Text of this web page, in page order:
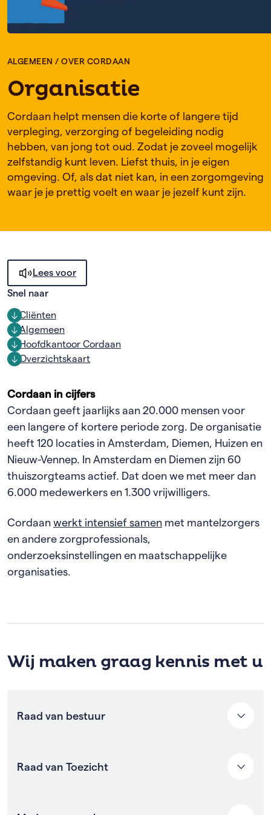
ALGEMEEN / OVER CORDAAN
Organisatie
Cordaan helpt mensen die korte of langere tijd
verpleging, verzorging of begeleiding nodig
hebben, van jong tot oud. Zodat je zoveel mogelijk
zelfstandig kunt leven. Liefst thuis, in je eigen
omgeving. Of, als dat niet kan, in een zorgomgeving
waar je je prettig voelt en waar je jezelf kunt zijn.
Lees voor
Snel naar
Cliënten
Algemeen
Hoofdkantoor Cordaan
Overzichtskaart
Cordaan in cijfers
Cordaan geeft jaarlijks aan 20.000 mensen voor
een langere of kortere periode zorg. De organisatie
heeft 120 locaties in Amsterdam, Diemen, Huizen en
Nieuw-Vennep. In Amsterdam en Diemen zijn 60
thuiszorgteams actief. Dat doen we met meer dan
6.000 medewerkers en 1.300 vrijwilligers.
Cordaan werkt intensief samen met mantelzorgers
en andere zorgprofessionals,
onderzoeksinstellingen en maatschappelijke
organisaties.
Wij maken graag kennis met u
Raad van bestuur
Dhr. R.G. (Ronald) Schmidt - voorzitter
Raad van Toezicht
Dr. J. Ravensbergen, voorzitter